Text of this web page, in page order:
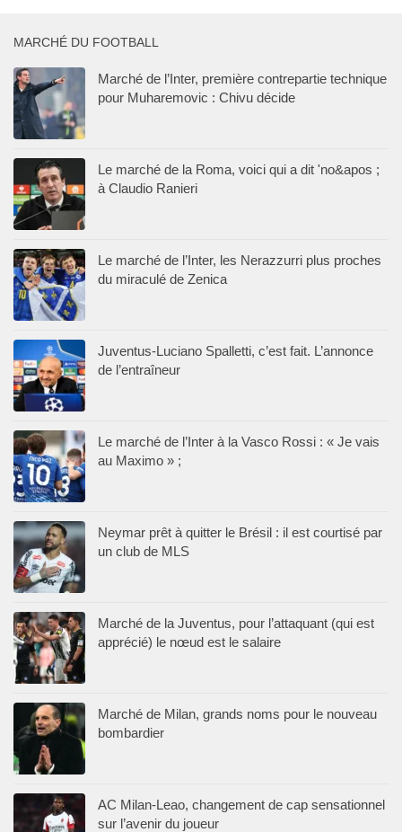
MARCHÉ DU FOOTBALL
Marché de l’Inter, première contrepartie technique
pour Muharemovic : Chivu décide
Le marché de la Roma, voici qui a dit 'no&apos ;
à Claudio Ranieri
Le marché de l’Inter, les Nerazzurri plus proches
du miraculé de Zenica
Juventus-Luciano Spalletti, c’est fait. L’annonce
de l’entraîneur
Le marché de l’Inter à la Vasco Rossi : « Je vais
au Maximo » ;
Neymar prêt à quitter le Brésil : il est courtisé par
un club de MLS
Marché de la Juventus, pour l’attaquant (qui est
apprécié) le nœud est le salaire
Marché de Milan, grands noms pour le nouveau
bombardier
AC Milan-Leao, changement de cap sensationnel
sur l’avenir du joueur